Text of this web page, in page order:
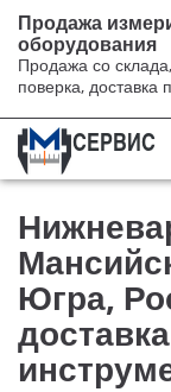
Продажа
оборудования
Продажа со
поверка, доставка
Югра,